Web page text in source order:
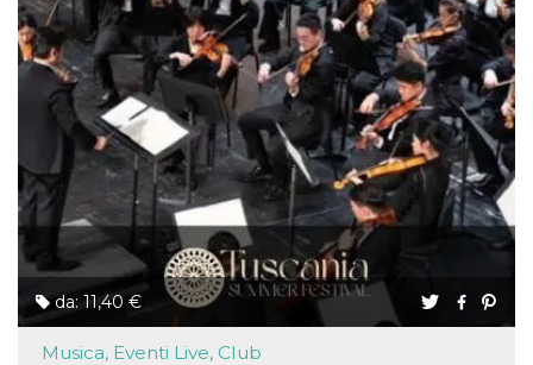
da: 11,40 €
Musica, Eventi Live, Club